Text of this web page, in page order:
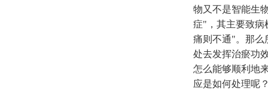
物又不是智能生
症"，其主要致病
痛则不通"。那么
处去发挥治瘀功
怎么能够顺利地
应是如何处理呢